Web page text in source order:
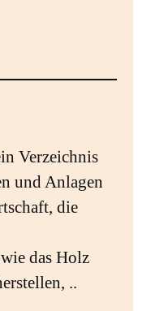
Verzeichnis
und Anlagen
die
das Holz
..